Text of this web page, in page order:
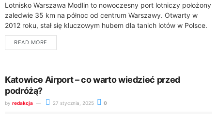
Lotnisko Warszawa Modlin to nowoczesny port lotniczy położony
zaledwie 35 km na północ od centrum Warszawy. Otwarty w
2012 roku, stał się kluczowym hubem dla tanich lotów w Polsce.
Każdego...
READ MORE
Katowice Airport – co warto wiedzieć przed
podróżą?
by redakcja 27 stycznia, 2025 0